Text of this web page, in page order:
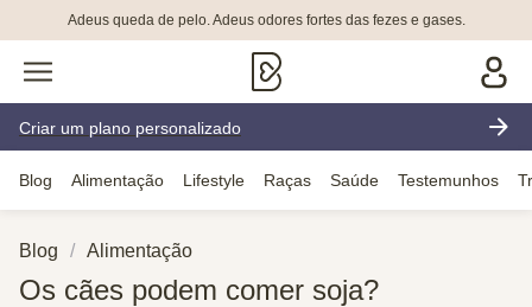
Adeus queda de pelo. Adeus odores fortes das fezes e gases.
Criar um plano personalizado
Blog Alimentação Lifestyle Raças Saúde Testemunhos
Blog Alimentação
Os cães podem comer soja?